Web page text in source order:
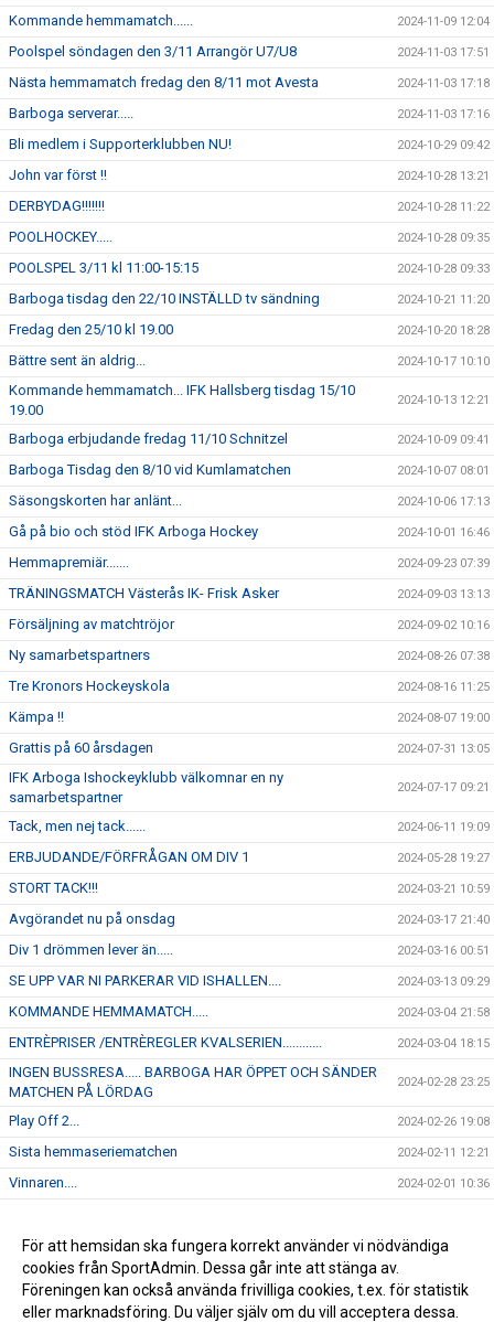
Kommande hemmamatch...... 2024-11-09 12:04
Poolspel söndagen den 3/11 Arrangör U7/U8 2024-11-03 17:51
Nästa hemmamatch fredag den 8/11 mot Avesta 2024-11-03 17:18
Barboga serverar..... 2024-11-03 17:16
Bli medlem i Supporterklubben NU! 2024-10-29 09:42
John var först !! 2024-10-28 13:21
DERBYDAG!!!!!!! 2024-10-28 11:22
POOLHOCKEY..... 2024-10-28 09:35
POOLSPEL 3/11 kl 11:00-15:15 2024-10-28 09:33
Barboga tisdag den 22/10 INSTÄLLD tv sändning 2024-10-21 11:20
Fredag den 25/10 kl 19.00 2024-10-20 18:28
Bättre sent än aldrig... 2024-10-17 10:10
Kommande hemmamatch... IFK Hallsberg tisdag 15/10
19.00
2024-10-13 12:21
Barboga erbjudande fredag 11/10 Schnitzel 2024-10-09 09:41
Barboga Tisdag den 8/10 vid Kumlamatchen 2024-10-07 08:01
Säsongskorten har anlänt... 2024-10-06 17:13
Gå på bio och stöd IFK Arboga Hockey 2024-10-01 16:46
Hemmapremiär....... 2024-09-23 07:39
TRÄNINGSMATCH Västerås IK- Frisk Asker 2024-09-03 13:13
Försäljning av matchtröjor 2024-09-02 10:16
Ny samarbetspartners 2024-08-26 07:38
Tre Kronors Hockeyskola 2024-08-16 11:25
Kämpa !! 2024-08-07 19:00
Grattis på 60 årsdagen 2024-07-31 13:05
IFK Arboga Ishockeyklubb välkomnar en ny
samarbetspartner
2024-07-17 09:21
Tack, men nej tack...... 2024-06-11 19:09
ERBJUDANDE/FÖRFRÅGAN OM DIV 1 2024-05-28 19:27
STORT TACK!!! 2024-03-21 10:59
Avgörandet nu på onsdag 2024-03-17 21:40
Div 1 drömmen lever än..... 2024-03-16 00:51
SE UPP VAR NI PARKERAR VID ISHALLEN.... 2024-03-13 09:29
KOMMANDE HEMMAMATCH..... 2024-03-04 21:58
ENTRÈPRISER /ENTRÈREGLER KVALSERIEN............ 2024-03-04 18:15
INGEN BUSSRESA..... BARBOGA HAR ÖPPET OCH SÄNDER
MATCHEN PÅ LÖRDAG
2024-02-28 23:25
Play Off 2... 2024-02-26 19:08
Sista hemmaseriematchen 2024-02-11 12:21
Vinnaren.... 2024-02-01 10:36
Kommande hemmamatch..... 2024-01-22 12:45
NYHET... 2024-01-16 16:23
För att hemsidan ska fungera korrekt använder vi nödvändiga
cookies från SportAdmin. Dessa går inte att stänga av.
Föreningen kan också använda frivilliga cookies, t.ex. för statistik
eller marknadsföring. Du väljer själv om du vill acceptera dessa.